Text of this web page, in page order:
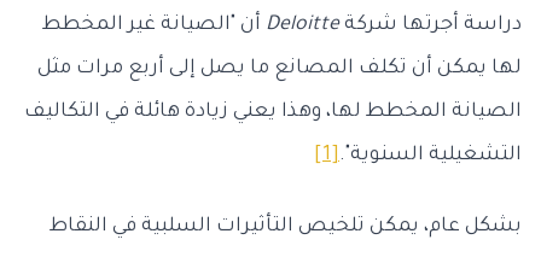
دراسة أجرتها شركةDeloitte أن "الصيانة غير المخطط
لها يمكن أن تكلف المصانع ما يصل إلى أربع مرات مثل
الصيانة المخطط لها، وهذا يعني زيادة هائلة في التكاليف
التشغيلية السنوية".[1]
بشكل عام، يمكن تلخيص التأثيرات السلبية في النقاط